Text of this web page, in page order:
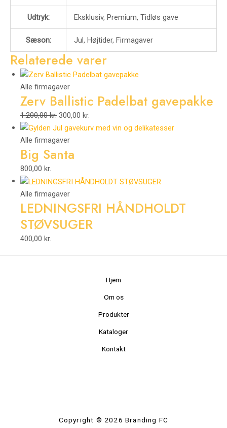
Udtryk: Eksklusiv, Premium, Tidløs gave
Sæson: Jul, Højtider, Firmagaver
Relaterede varer
Alle firmagaver
Zerv Ballistic Padelbat gavepakke
1.200,00kr. 300,00 kr.
Alle firmagaver
Big Santa
800,00 kr.
Alle firmagaver
LEDNINGSFRI HÅNDHOLDT
STØVSUGER
400,00 kr.
Hjem
Om os
Produkter
Kataloger
Kontakt
Copyright © 2026 Branding FC